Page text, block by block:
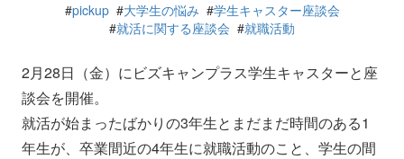
#pickup #大学生の悩み #学生キャスター座談会
#就活に関する座談会 #就職活動
2月28日（金）にビズキャンプラス学生キャスターと座
談会を開催。
就活が始まったばかりの3年生とまだまだ時間のある1
年生が、卒業間近の4年生に就職活動のこと、学生の間